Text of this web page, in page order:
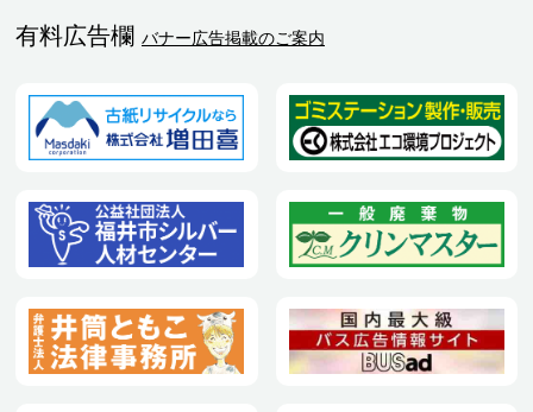
有料広告欄 バナー広告掲載のご案内